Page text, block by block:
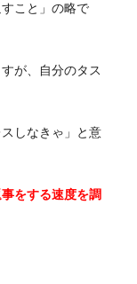
こと」の略で
が、自分のタス
しなきゃ」と意
をする速度を調